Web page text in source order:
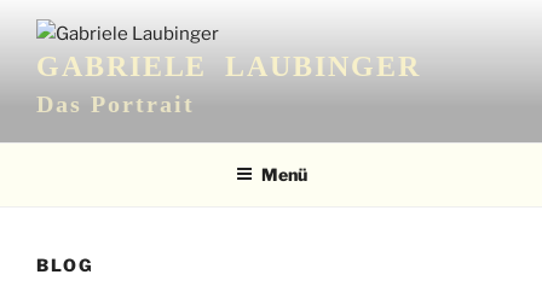
Inhalt
springenGABRIELE LAUBINGER
Das Portrait
Menü
BLOG